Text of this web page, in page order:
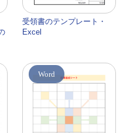
受領書のテンプレート・
Excel
Word